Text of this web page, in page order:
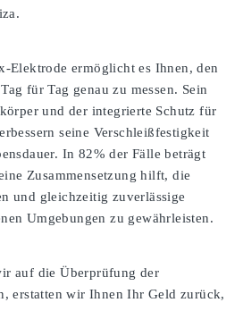
Elektrode ermöglicht es Ihnen, den
für Tag genau zu messen. Sein
und der integrierte Schutz für
seine Verschleißfestigkeit
In 82% der Fälle beträgt
Zusammensetzung hilft, die
und gleichzeitig zuverlässige
Umgebungen zu gewährleisten.
auf die Überprüfung der
erstatten wir Ihnen Ihr Geld zurück,